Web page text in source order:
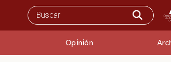
Opinión